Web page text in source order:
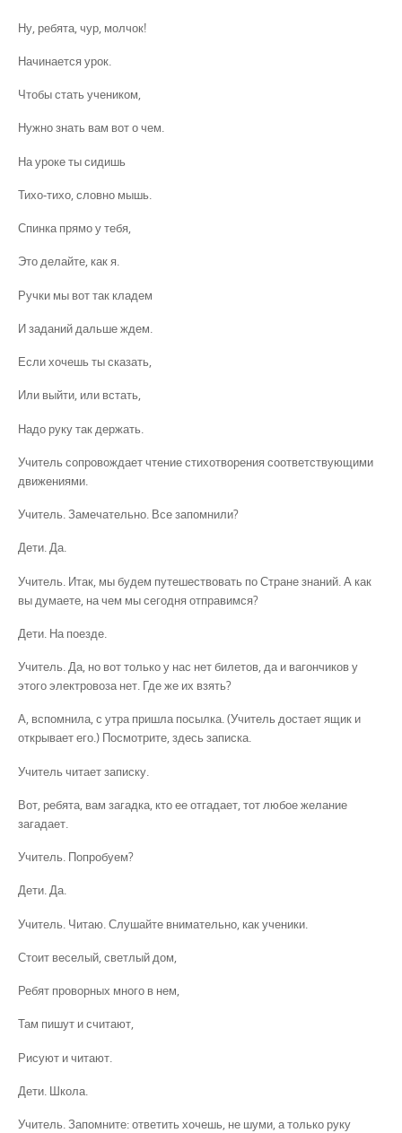
Ну, ребята, чур, молчок!
Начинается урок.
Чтобы стать учеником,
Нужно знать вам вот о чем.
На уроке ты сидишь
Тихо-тихо, словно мышь.
Спинка прямо у тебя,
Это делайте, как я.
Ручки мы вот так кладем
И заданий дальше ждем.
Если хочешь ты сказать,
Или выйти, или встать,
Надо руку так держать.
Учитель сопровождает чтение стихотворения соответствующими
движениями.
Учитель. Замечательно. Все запомнили?
Дети. Да.
Учитель. Итак, мы будем путешествовать по Стране знаний. А как
вы думаете, на чем мы сегодня отправимся?
Дети. На поезде.
Учитель. Да, но вот только у нас нет билетов, да и вагончиков у
этого электровоза нет. Где же их взять?
А, вспомнила, с утра пришла посылка. (Учитель достает ящик и
открывает его.) Посмотрите, здесь записка.
Учитель читает записку.
Вот, ребята, вам загадка, кто ее отгадает, тот любое желание
загадает.
Учитель. Попробуем?
Дети. Да.
Учитель. Читаю. Слушайте внимательно, как ученики.
Стоит веселый, светлый дом,
Ребят проворных много в нем,
Там пишут и считают,
Рисуют и читают.
Дети. Школа.
Учитель. Запомните: ответить хочешь, не шуми, а только руку